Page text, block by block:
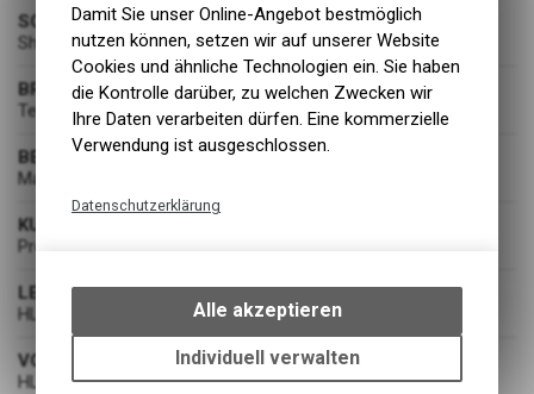
SCHALTUNG
Shimano CUES RD-U4000-GS, Shadow Type, 9 Speed
BREMSEN
Tektro HDM275 Hydr. Disc Brakes
BEREIFUNG
Maxxis Rekon Race, 2.4", DUAL, 60PTI
KURBELGARNITUR
Prowheel C10Y-NW Steel, 30T
LENKER
HL MTB-AL-312BT, 720mm, black, 12mm rise
VORBAU
HL TDS-C342-8FOV, 10°, 31.8, Black
Damit Sie unser Online-Angebot bestmöglich
nutzen können, setzen wir auf unserer Website
Cookies und ähnliche Technologien ein. Sie haben
die Kontrolle darüber, zu welchen Zwecken wir
Ihre Daten verarbeiten dürfen. Eine kommerzielle
Verwendung ist ausgeschlossen.
Datenschutzerklärung
bestimmte Interaktionen und
Einstellungen auf Ihrem Gerät,
um die grundlegenden
Funktionen unseres Online-
Alle akzeptieren
Individuell verwalten